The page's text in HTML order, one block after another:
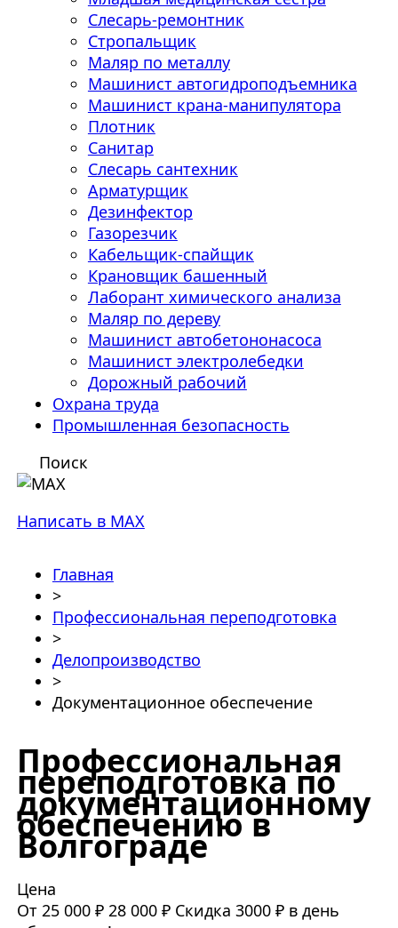
Слесарь-ремонтник
Стропальщик
Маляр по металлу
Машинист автогидроподъемника
Машинист крана-манипулятора
Плотник
Санитар
Слесарь сантехник
Арматурщик
Дезинфектор
Газорезчик
Кабельщик-спайщик
Крановщик башенный
Лаборант химического анализа
Маляр по дереву
Машинист автобетононасоса
Машинист электролебедки
Дорожный рабочий
Охрана труда
Промышленная безопасность
Поиск
Написать в MAX
Главная
>
Профессиональная переподготовка
>
Делопроизводство
>
Документационное обеспечение
Профессиональная
переподготовка по
документационному
обеспечению в
Волгограде
Цена
От 25 000 ₽ 28 000 ₽ Скидка 3000 ₽ в день